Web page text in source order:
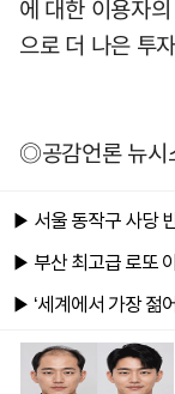
에 대한 이용자
으로 더 나은 투
◎공감언론 뉴시